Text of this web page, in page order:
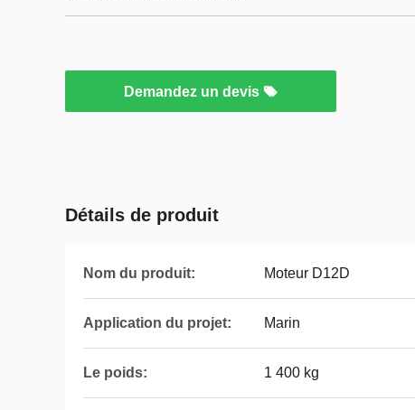
Demandez un devis
Détails de produit
Nom du produit: Moteur D12D
Application du projet: Marin
Le poids: 1 400 kg